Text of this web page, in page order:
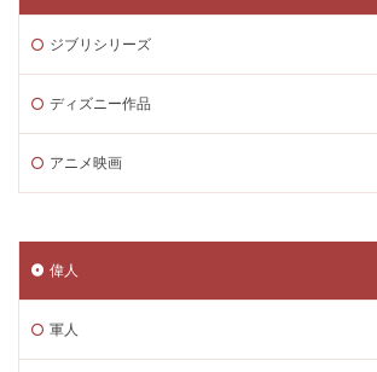
ジブリシリーズ
ディズニー作品
アニメ映画
偉人
軍人